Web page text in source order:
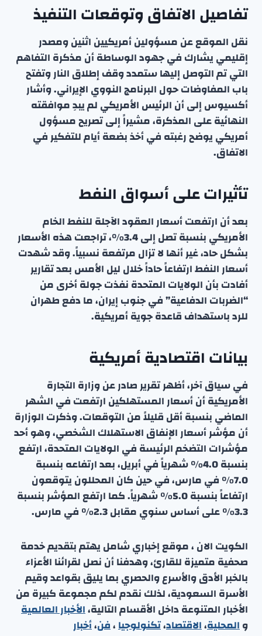
تفاصيل الاتفاق وتوقعات التنفيذ
نقل الموقع عن مسؤولين أمريكيين اثنين ومصدر
إقليمي يشارك في جهود الوساطة أن مذكرة التفاهم
التي تم التوصل إليها ستمدد وقف إطلاق النار وتفتح
باب المفاوضات حول البرنامج النووي الإيراني. وأشار
أكسيوس إلى أن الرئيس الأمريكي لم يبدِ موافقته
النهائية على المذكرة، مشيراً إلى تصريح مسؤول
أمريكي يوضح رغبته في أخذ بضعة أيام للتفكير في
الاتفاق.
تأثيرات على أسواق النفط
بعد أن ارتفعت أسعار العقود الآجلة للنفط الخام
الأمريكي بنسبة تصل إلى 3.4%، تراجعت هذه الأسعار
بشكل حاد، غير أنها لا تزال مرتفعة نسبياً. وقد شهدت
أسعار النفط ارتفاعاً حاداً خلال ليل الأمس بعد تقارير
أفادت بأن الولايات المتحدة نفذت جولة أخرى من
“الضربات الدفاعية” في جنوب إيران، ما دفع طهران
للرد باستهداف قاعدة جوية أمريكية.
بيانات اقتصادية أمريكية
في سياق آخر، أظهر تقرير صادر عن وزارة التجارة
الأمريكية أن أسعار المستهلكين ارتفعت في الشهر
الماضي بنسبة أقل قليلاً من التوقعات. وذكرت الوزارة
أن مؤشر أسعار الإنفاق الاستهلاك الشخصي، وهو أحد
مؤشرات التضخم الرئيسة في الولايات المتحدة، ارتفع
بنسبة 4.0% شهرياً في أبريل، بعد ارتفاعه بنسبة
7.0% في مارس، في حين كان المحللون يتوقعون
ارتفاعاً بنسبة 5.0% شهرياً. كما ارتفع المؤشر بنسبة
3.3% على أساس سنوي مقابل 2.3% في مارس.
الكويت الان ، موقع إخباري شامل يهتم بتقديم خدمة
صحفية متميزة للقارئ، وهدفنا أن نصل لقرائنا الأعزاء
بالخبر الأدق والأسرع والحصري بما يليق بقواعد وقيم
الأسرة السعودية، لذلك نقدم لكم مجموعة كبيرة من
الأخبار المتنوعة داخل الأقسام التالية،الأخبار العالمية
والمحلية،الاقتصاد،تكنولوجيا،فن،أخبار